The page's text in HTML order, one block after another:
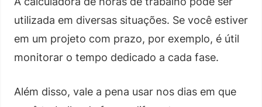
utilizada em diversas situações. Se você estiver
em um projeto com prazo, por exemplo, é útil
monitorar o tempo dedicado a cada fase.
Além disso, vale a pena usar nos dias em que